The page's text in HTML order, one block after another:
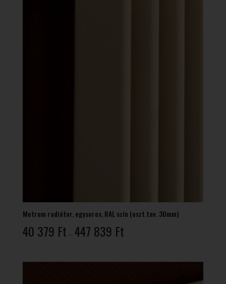
Metrum radiátor, egysoros, RAL szín (oszt.tav. 30mm)
40 379 Ft – 447 839 Ft40
-